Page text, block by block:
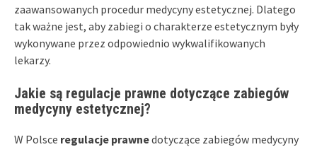
zaawansowanych procedur medycyny estetycznej. Dlatego
tak ważne jest, aby zabiegi o charakterze estetycznym były
wykonywane przez odpowiednio wykwalifikowanych
lekarzy.
Jakie są regulacje prawne dotyczące zabiegów
medycyny estetycznej?
W Polsce regulacje prawnedotyczące zabiegów medycyny